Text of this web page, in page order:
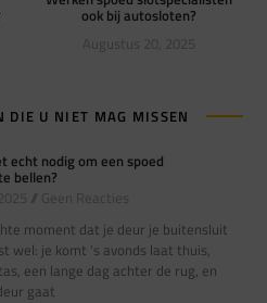
ook bij autosloten?
Augustus 20, 2025
DIE U NIET MAG MISSEN
echt nodig om een spoed
bellen?
Geen Reacties
moment dat je deur je buitensluit
wel: je komt ’s avonds laat thuis,
een lange dag achter de rug, en
gaat